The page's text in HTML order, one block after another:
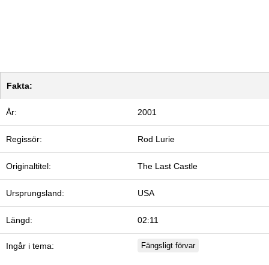
Fakta:
År: 2001
Regissör: Rod Lurie
Originaltitel: The Last Castle
Ursprungsland: USA
Längd: 02:11
Ingår i tema: Fängsligt förvar